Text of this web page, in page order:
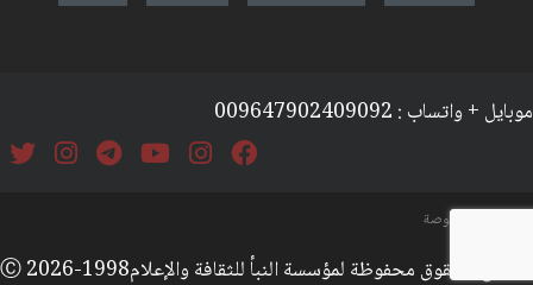
موبايل + واتساب : 009647902409092
السياسة والخصوصة
جميع الحقوق محفوظة لمؤسسة النبأ للثقافة والإعلامⒸ 2026-1998